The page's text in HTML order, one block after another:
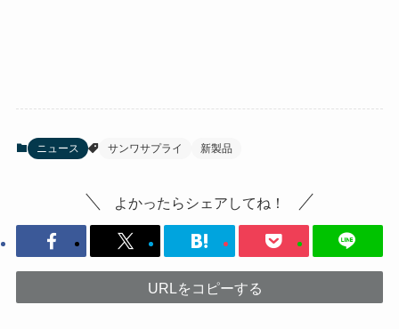
ニュース サンワサプライ 新製品
よかったらシェアしてね！
URLをコピーする